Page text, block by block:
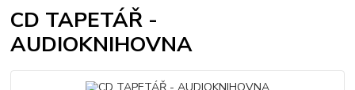
CD TAPETÁŘ -
AUDIOKNIHOVNA